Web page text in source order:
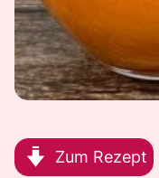
Zum Rezept